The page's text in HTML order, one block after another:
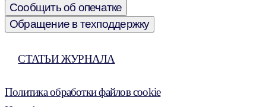
Сообщить об опечатке
Обращение в техподдержку
СТАТЬИ ЖУРНАЛА
Политика обработки файлов cookie